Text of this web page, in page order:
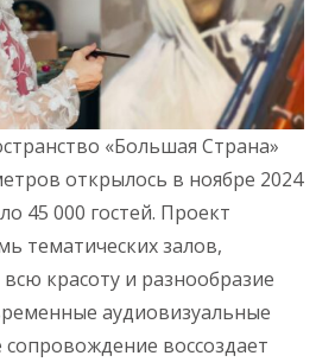
«Большая Страна»
открылось в ноябре 2024
45 000 гостей. Проект
тематических залов,
красоту и разнообразие
аудиовизуальные
сопровождение воссоздает